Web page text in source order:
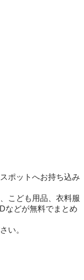
ポットへお持ち込み
こども用品、衣料服
などが無料でまとめ